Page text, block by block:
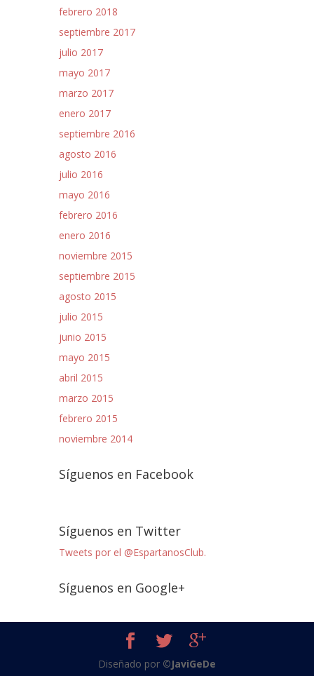
febrero 2018
septiembre 2017
julio 2017
mayo 2017
marzo 2017
enero 2017
septiembre 2016
agosto 2016
julio 2016
mayo 2016
febrero 2016
enero 2016
noviembre 2015
septiembre 2015
agosto 2015
julio 2015
junio 2015
mayo 2015
abril 2015
marzo 2015
febrero 2015
noviembre 2014
Síguenos en Facebook
Síguenos en Twitter
Tweets por el @EspartanosClub.
Síguenos en Google+
Diseñado por ©JaviGeDe